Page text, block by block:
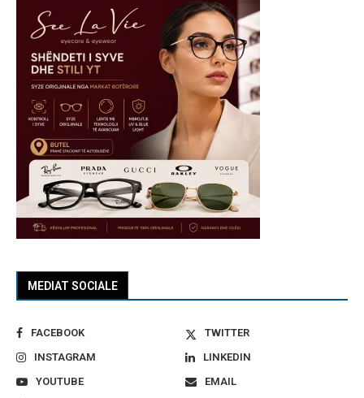
MEDIAT SOCIALE
FACEBOOK
TWITTER
INSTAGRAM
LINKEDIN
YOUTUBE
EMAIL